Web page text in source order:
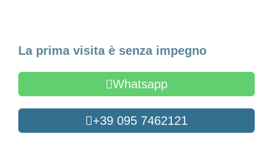
La prima visita è senza impegno
Whatsapp
+39 095 7462121